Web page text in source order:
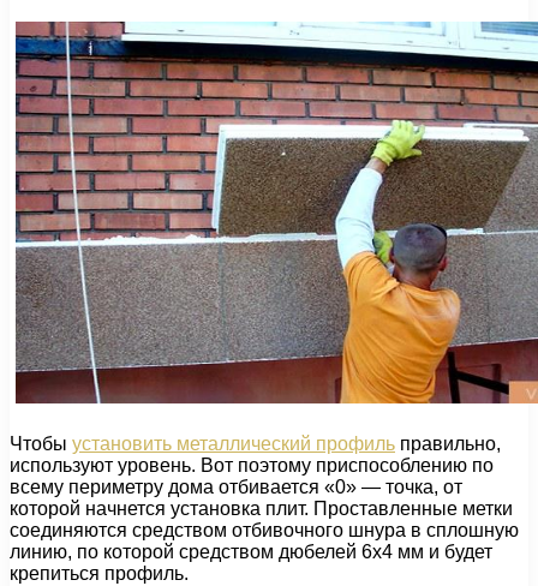
Чтобы установить металлический профиль правильно,
используют уровень. Вот поэтому приспособлению по
всему периметру дома отбивается «0» — точка, от
которой начнется установка плит. Проставленные метки
соединяются средством отбивочного шнура в сплошную
линию, по которой средством дюбелей 6х4 мм и будет
крепиться профиль.